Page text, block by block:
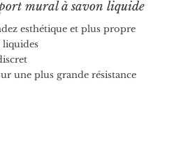
mural à savon liquide
esthétique et plus propre
liquides
une plus grande résistance